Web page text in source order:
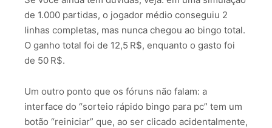
de 1.000 partidas, o jogador médio conseguiu 2
linhas completas, mas nunca chegou ao bingo total.
O ganho total foi de 12,5 R$, enquanto o gasto foi
de 50 R$.
Um outro ponto que os fóruns não falam: a
interface do “sorteio rápido bingo para pc” tem um
botão “reiniciar” que, ao ser clicado acidentalmente,